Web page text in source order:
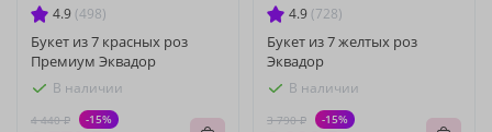
4.9 (498)
Букет из 7 красных роз
Премиум Эквадор
В наличии
4 440 ₽ -15%
4.9 (728)
Букет из 7 желтых роз
Эквадор
В наличии
3 790 ₽ -15%